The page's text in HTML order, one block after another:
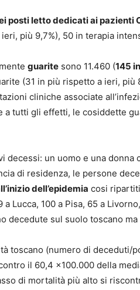
posti letto dedicati ai pazienti
più 9,7%), 50 in terapia
guarite sono 11.460 (145
(31 in più rispetto a ieri, più
cliniche associate
a tutti gli effetti, le cosiddette
decessi: un uomo e una donna
di residenza, le persone
dell’epidemia cosi
a Lucca, 100 a Pisa, 65 a
decedute sul suolo toscano
toscano (numero di deceduti/
il 60,4 x100.000 della
di mortalità più alto si